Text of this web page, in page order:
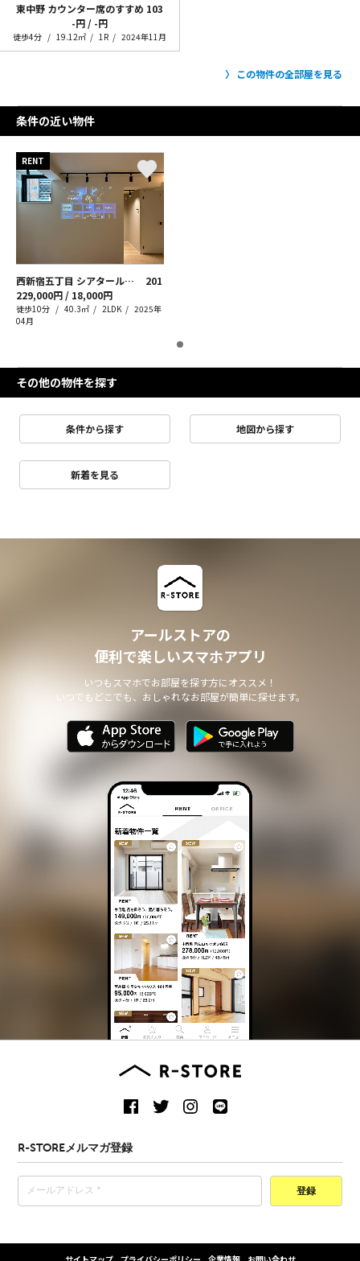
東中野 カウンター席のすすめ 103
-円 / -円
徒歩4分 19.12㎡ 1R 2024年11月
この物件の全部屋を見る
条件の近い物件
RENT
西新宿五丁目 シアタールーム
201
229,000円 / 18,000円
徒歩10分 40.3㎡ 2LDK
2025年
04月
その他の物件を探す
条件から探す 地図から探す
新着を見る
アールストアの
便利で楽しいスマホアプリ
いつもスマホでお部屋を探す方にオススメ！
いつでもどこでも、おしゃれなお部屋が簡単に探せます。
R-STOREメルマガ登録
登録